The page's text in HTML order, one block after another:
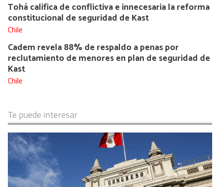
Tohá califica de conflictiva e innecesaria la reforma
constitucional de seguridad de Kast
Chile
Cadem revela 88% de respaldo a penas por
reclutamiento de menores en plan de seguridad de
Kast
Chile
Te puede interesar